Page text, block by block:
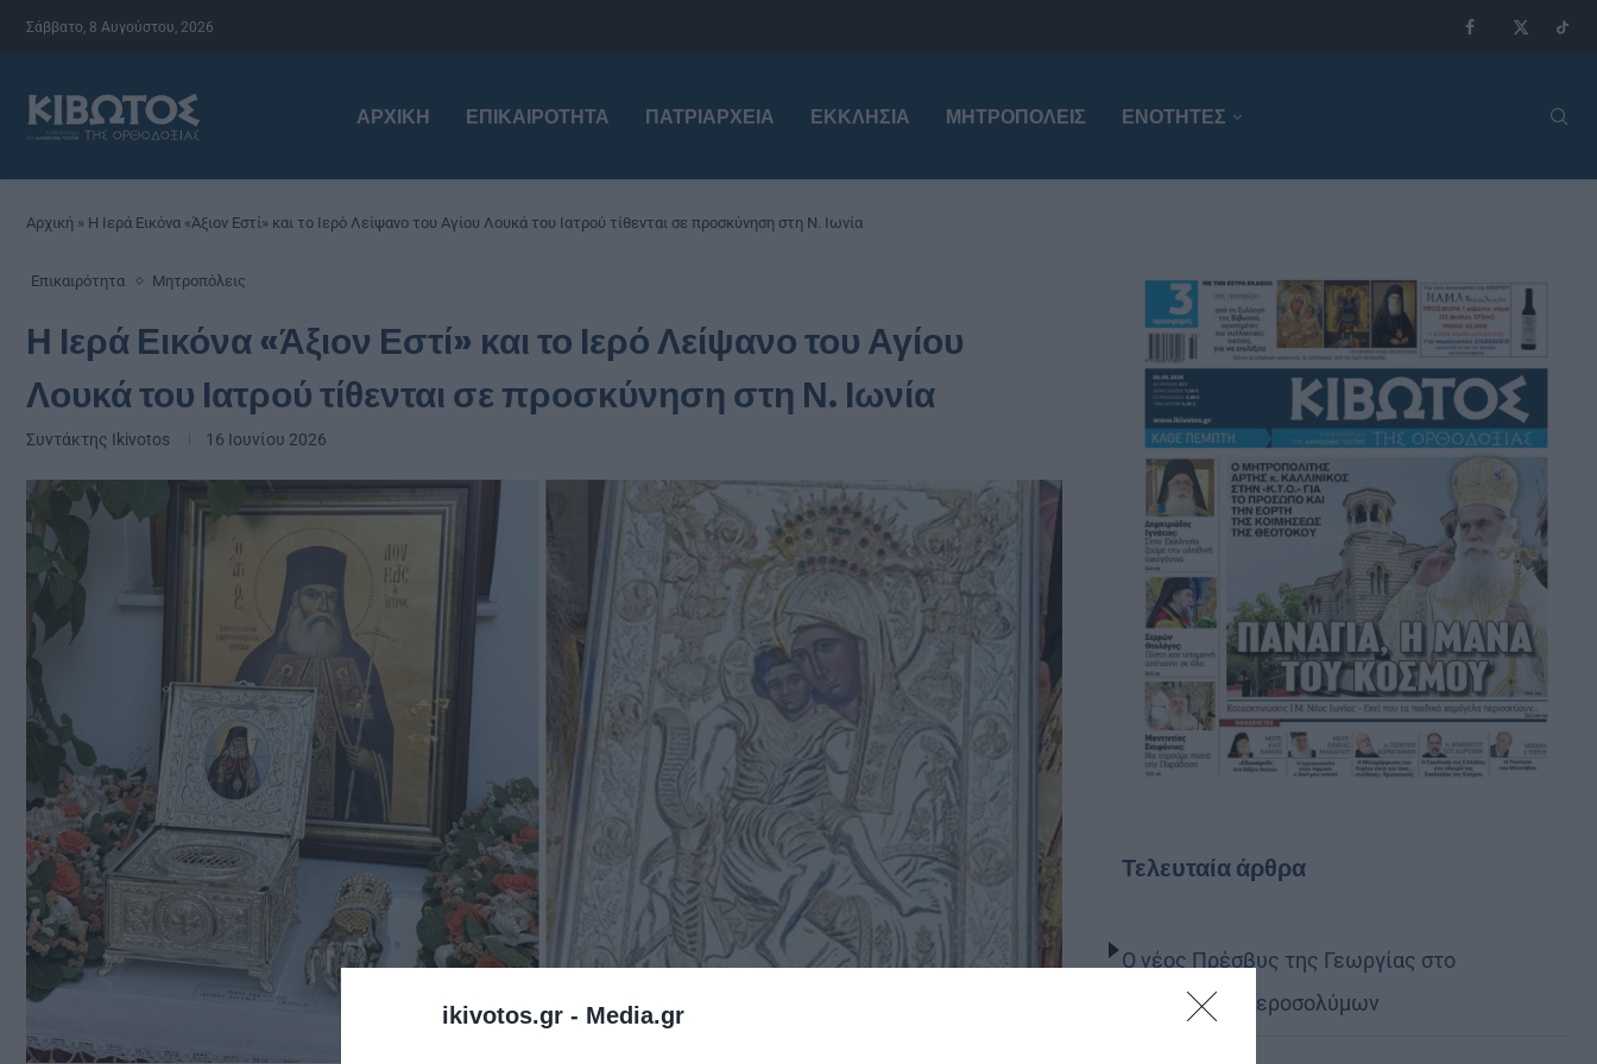
ikivotos.gr - Media.gr
Σάββατο, 8 Αυγούστου, 2026
ΑΡΧΙΚΉ ΕΠΙΚΑΙΡΌΤΗΤΑ ΠΑΤΡΙΑΡΧΕΊΑ ΕΚΚΛΗΣΊΑ ΜΗΤΡΟΠΌΛΕΙΣ ΕΝΟΤΗΤΕΣ
Αρχική » Η Ιερά Εικόνα «Άξιον Εστί» και το Ιερό Λείψανο του Αγίου Λουκά του Ιατρού τίθενται σε προσκύνηση στη Ν. Ιωνία
Επικαιρότητα Μητροπόλεις
Η Ιερά Εικόνα «Άξιον Εστί» και το Ιερό Λείψανο του Αγίου
Λουκά του Ιατρού τίθενται σε προσκύνηση στη Ν. Ιωνία
Συντάκτης Ikivotos 16 Ιουνίου 2026
Τελευταία άρθρα
Ο νέος Πρέσβυς της Γεωργίας στο
Πατριαρχείο Ιεροσολύμων